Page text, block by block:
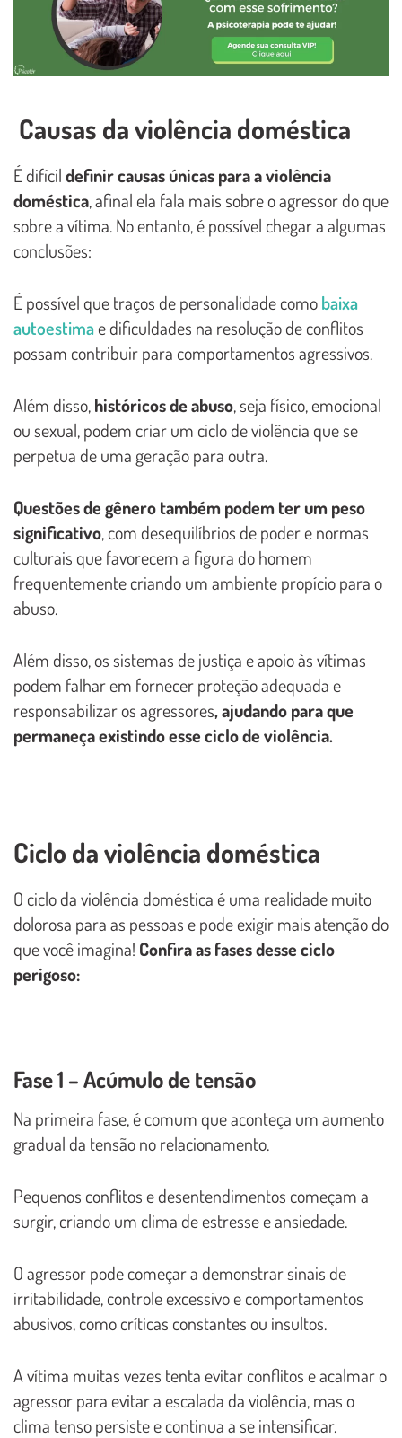
Causas da violência doméstica
É difícildefinir causas únicas para a violência
doméstica, afinal ela fala mais sobre o agressor do que
sobre a vítima. No entanto, é possível chegar a algumas
conclusões:
É possível que traços de personalidade comobaixa
autoestimae dificuldades na resolução de conflitos
possam contribuir para comportamentos agressivos.
Além disso,históricos de abuso, seja físico, emocional
ou sexual, podem criar um ciclo de violência que se
perpetua de uma geração para outra.
Questões de gênero também podem ter um peso
significativo, com desequilíbrios de poder e normas
culturais que favorecem a figura do homem
frequentemente criando um ambiente propício para o
abuso.
Além disso, os sistemas de justiça e apoio às vítimas
podem falhar em fornecer proteção adequada e
responsabilizar os agressores, ajudando para que
permaneça existindo esse ciclo de violência.
Ciclo da violência doméstica
O ciclo da violência doméstica é uma realidade muito
dolorosa para as pessoas e pode exigir mais atenção do
que você imagina! Confira as fases desse ciclo
perigoso:
Fase 1 – Acúmulo de tensão
Na primeira fase, é comum que aconteça um aumento
gradual da tensão no relacionamento.
Pequenos conflitos e desentendimentos começam a
surgir, criando um clima de estresse e ansiedade.
O agressor pode começar a demonstrar sinais de
irritabilidade, controle excessivo e comportamentos
abusivos, como críticas constantes ou insultos.
A vítima muitas vezes tenta evitar conflitos e acalmar o
agressor para evitar a escalada da violência, mas o
clima tenso persiste e continua a se intensificar.